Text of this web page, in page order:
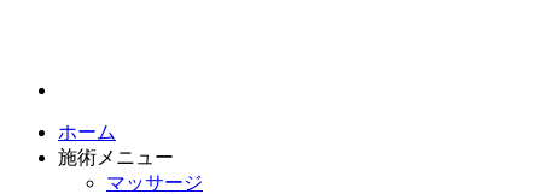
ホーム
施術メニュー
マッサージ